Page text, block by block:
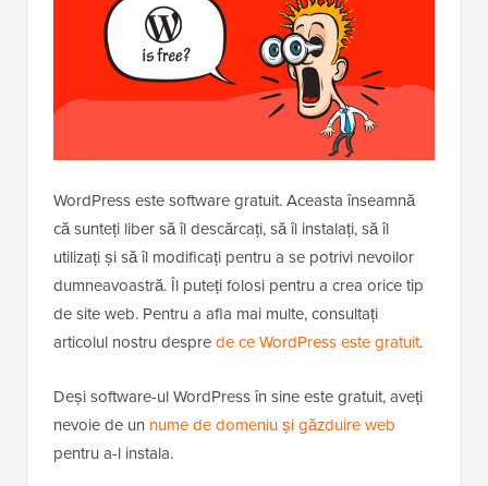
WordPress este software gratuit. Aceasta înseamnă
că sunteți liber să îl descărcați, să îl instalați, să îl
utilizați și să îl modificați pentru a se potrivi nevoilor
dumneavoastră. Îl puteți folosi pentru a crea orice tip
de site web. Pentru a afla mai multe, consultați
articolul nostru desprede ce WordPress este gratuit.
Deși software-ul WordPress în sine este gratuit, aveți
nevoie de un nume de domeniu și găzduire web
pentru a-l instala.